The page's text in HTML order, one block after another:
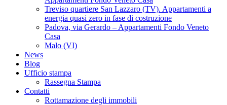
Treviso quartiere San Lazzaro (TV). Appartamenti a
energia quasi zero in fase di costruzione
Padova, via Gerardo – Appartamenti Fondo Veneto
Casa
Malo (VI)
News
Blog
Ufficio stampa
Rassegna Stampa
Contatti
Rottamazione degli immobili